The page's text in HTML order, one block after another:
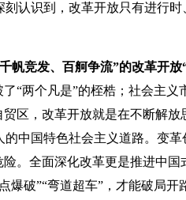
认识到，改革开放只有进行
帆竞发、百舸争流”的改革开放“
“两个凡是”的桎梏；社会主
区，改革开放就是在不断解
中国特色社会主义道路。变
。全面深化改革更是推进中
破”“弯道超车”，才能破局开